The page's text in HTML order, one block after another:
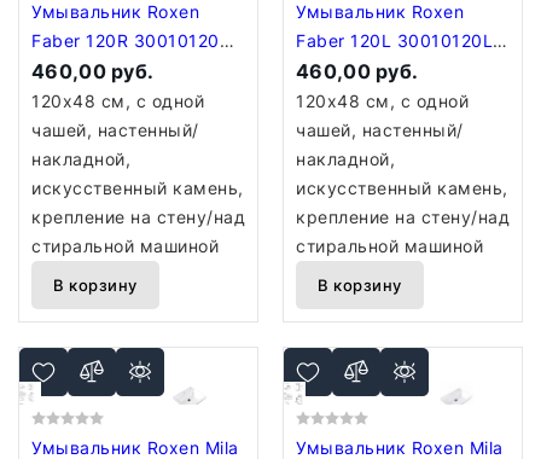
Умывальник Roxen
Faber 120R 30010120R-
W
460,00 руб.
120x48 см, с одной
чашей, настенный/
накладной,
искусственный камень,
крепление на стену/над
стиральной машиной
В корзину
Умывальник Roxen
Faber 120L 30010120L-
W
460,00 руб.
120x48 см, с одной
чашей, настенный/
накладной,
искусственный камень,
крепление на стену/над
стиральной машиной
В корзину
Умывальник Roxen Mila
Умывальник Roxen Mila